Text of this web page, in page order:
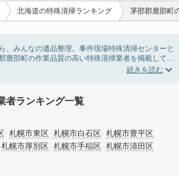
北海道の特殊清掃ランキング 茅部郡鹿部町
、みんなの遺品整理。事件現場特殊清掃センターと
鹿部町の作業品質の高い特殊清掃業者を掲載してい
不用品の処分・回収・引き取りから、事件・事故・
復・オゾン脱臭機による腐敗臭などの臭いの脱臭・
件を利用し検索してみましょう。
不動産管理会社様やオーナー様(賃貸家主様)、行政
す。
者ランキング一覧
札幌市東区 札幌市白石区 札幌市豊平区
札幌市厚別区 札幌市手稲区 札幌市清田区